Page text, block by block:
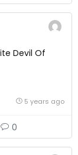
Devil Of
5 years ago
0